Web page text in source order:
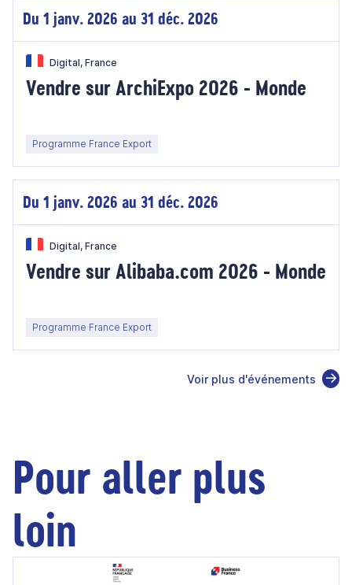
Du 1 janv. 2026 au 31 déc. 2026
Digital, France
Vendre sur ArchiExpo 2026 - Monde
Programme France Export
Du 1 janv. 2026 au 31 déc. 2026
Digital, France
Vendre sur Alibaba.com 2026 - Monde
Programme France Export
Voir plus d'événements
Pour aller plus
loin